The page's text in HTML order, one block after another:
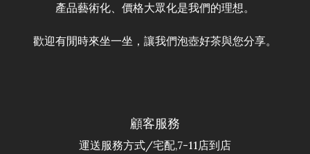
產品藝術化、價格大眾化是我們的理想。
歡迎有閒時來坐一坐，讓我們泡壺好茶與您分享。
顧客服務
運送服務方式/宅配,7-11店到店